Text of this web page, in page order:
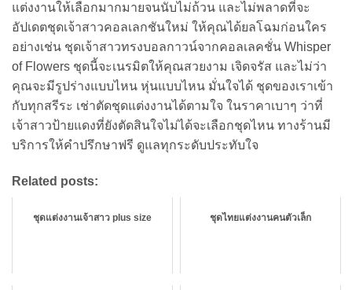
แต่งงานให้เลือกมากมายจนนับไม่ถ้วน และไม่พลาดที่จะ
อัปเดตชุดเจ้าสาวคอลเลกชันใหม่ ให้คุณได้ยลโฉมก่อนใคร
อย่างเช่น ชุดเจ้าสาวทรงบอลกาวน์จากคอลเลคชั่น Whisper
of Flowers ชุดนี้จะเนรมิตให้คุณสวยงาม เจิดจรัส และไม่ว่า
คุณจะมีรูปร่างแบบไหน หุ่นแบบไหน มั่นใจได้ ชุดของเราเข้า
กับทุกสรีระ เช่าตัดชุดแต่งงานได้ตามใจ ในราคาเบาๆ ว่าที่
เจ้าสาวป้ายแดงที่ยังตัดสินใจไม่ได้จะเลือกชุดไหน ทางร้านมี
บริการให้คำปรึกษาฟรี ดูแลทุกระดับประทับใจ
Related posts:
ชุดแต่งงานเจ้าสาว plus size ชุดไทยแต่งงานคนตัวเล็ก